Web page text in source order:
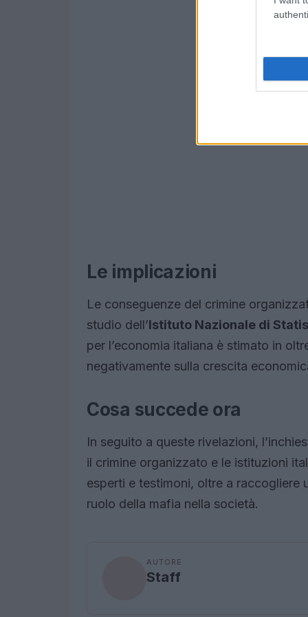
Le implicazioni
Le conseguenze del crimine
studio dell’Istituto Nazionale di
per l’economia italiana è stimato in
negativamente sulla crescita
Cosa succede ora
In seguito a queste rivelazioni,
il crimine organizzato e le istituzioni
esperti e testimoni, oltre a raccogliere
ruolo della mafia nella società.
AUTORE
Staff